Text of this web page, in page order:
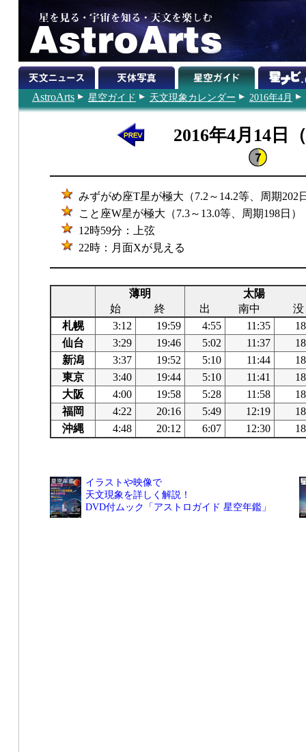
AstroArts 星空ガイド 天文現象カレンダー 2016年4月
2016年4月14日
みずがめ座T星が極大（7.2～14.2等、周期202
こと座W星が極大（7.3～13.0等、周期198日）
12時59分：上弦
22時：月面Xが見える
薄明
太陽
始
終 出 南中
没
札幌
3:12 19:59 4:55 11:35
仙台
3:29 19:46 5:02 11:37
新潟
3:37 19:52 5:10 11:44
東京
3:40 19:44 5:10 11:41
大阪
4:00 19:58 5:28 11:58
福岡
4:22 20:16 5:49 12:19
沖縄
4:48 20:12 6:07 12:30
イラストや映像で
天文現象を詳しく解説！
DVD付ムック「アストロガイド 星空年鑑」